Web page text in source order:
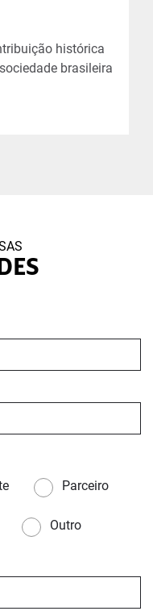
histórica
brasileira
Parceiro
Outro